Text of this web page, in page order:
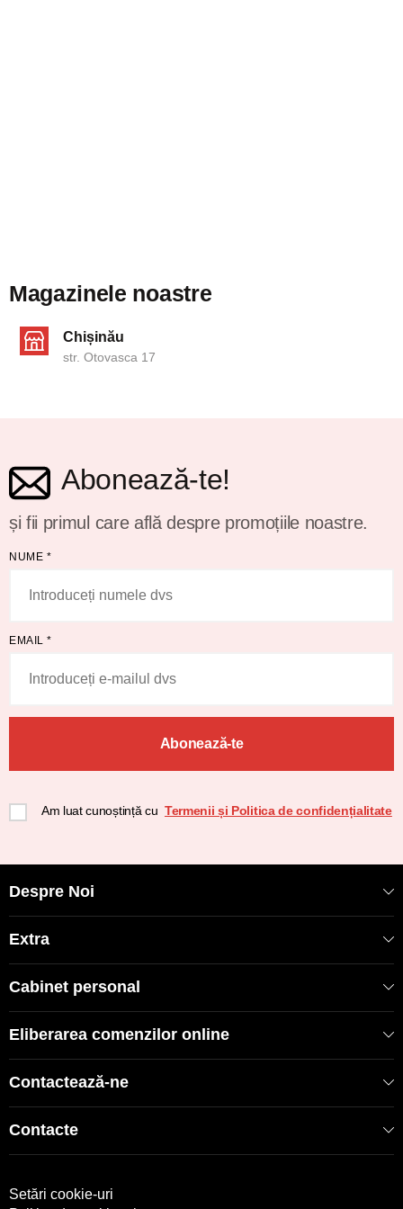
Magazinele noastre
Chișinău
str. Otovasca 17
Abonează-te!
și fii primul care află despre promoțiile noastre.
NUME *
EMAIL *
Abonează-te
Am luat cunoștință cu Termenii și Politica de confidențialitate
Despre Noi
Extra
Cabinet personal
Eliberarea comenzilor online
Contactează-ne
Contacte
Setări cookie-uri